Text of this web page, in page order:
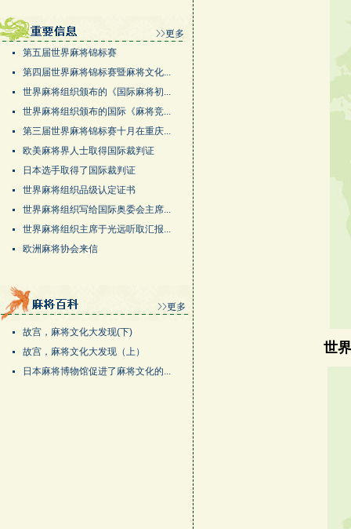
第五届世界麻将锦标赛
第四届世界麻将锦标赛暨麻将文化...
世界麻将组织颁布的《国际麻将初...
世界麻将组织颁布的国际《麻将竞...
第三届世界麻将锦标赛十月在重庆...
欧美麻将界人士取得国际裁判证
日本选手取得了国际裁判证
世界麻将组织品级认定证书
世界麻将组织写给国际奥委会主席...
世界麻将组织主席于光远听取汇报...
欧洲麻将协会来信
故宫，麻将文化大发现(下)
故宫，麻将文化大发现（上）
日本麻将博物馆促进了麻将文化的...
世